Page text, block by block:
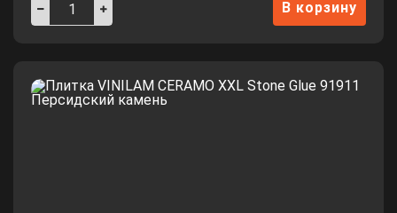
В корзину